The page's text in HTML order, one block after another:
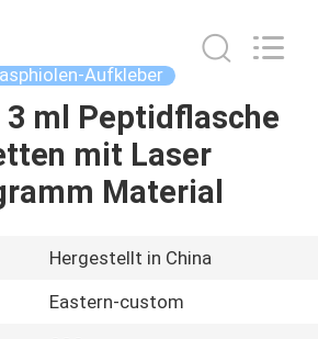
Aufkleber
3 ml Peptidflasche
mit Laser
Material
Hergestellt in China
Eastern-custom